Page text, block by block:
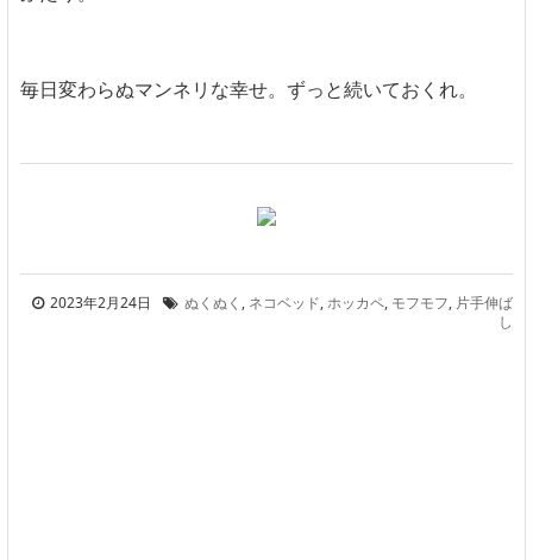
毎日変わらぬマンネリな幸せ。ずっと続いておくれ。
2023年2月24日 ぬくぬく , ネコベッド,ホッカペ, モフモフ, 片手伸ば
し